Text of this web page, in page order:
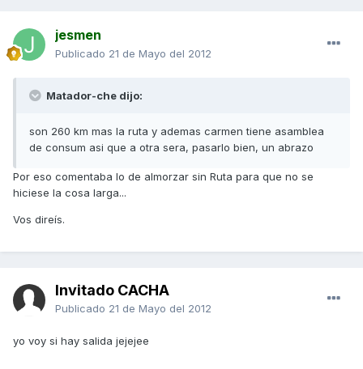
jesmen
Publicado 21 de Mayo del 2012
Matador-che dijo:
son 260 km mas la ruta y ademas carmen tiene asamblea
de consum asi que a otra sera, pasarlo bien, un abrazo
Por eso comentaba lo de almorzar sin Ruta para que no se
hiciese la cosa larga...
Vos direís.
Invitado CACHA
Publicado 21 de Mayo del 2012
yo voy si hay salida jejejee